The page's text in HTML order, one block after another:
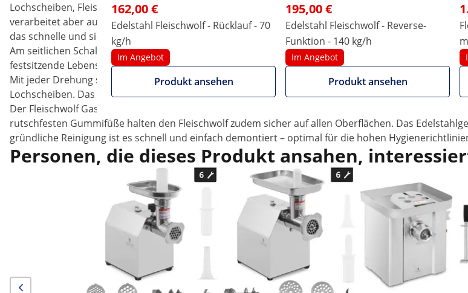
162,00 €
Edelstahl Fleischwolf - Rücklauf - 70
kg/h
Im Angebot
Produkt ansehen
195,00 €
Edelstahl Fleischwolf - Reverse-
Funktion - 140 kg/h
Im Angebot
Produkt ansehen
Lochscheiben, Fleischstopfer: Dank des vielseitigen Zubehörs stellen Sie Ihre eigenen Hamburger,
verarbeitet aber auch andere Lebensmittel wie Tomaten, Nudeln, Chilischoten oder getrockneten
das schnelle und sichere Arbeiten.
Am seitlichen Schalter stellen Sie die Fleischmaschine an. Sie kann durchgehend laufen.
festsitzende Lebensmittel, wenn das Gerät einmal blockiert.
Mit jeder Drehung schiebt die 1100 W starke Maschine das Fleisch kraftvoll über die
Lochscheiben. Das Ergebnis: eine gleichmäßig zerhackte Masse, die sich optimal weiterverarbeiten
Der Fleischwolf Gastro arbeitet mit einer Lautstärke von nur 80 dB. Dafür sorgen das
rutschfesten Gummifüße halten den Fleischwolf zudem sicher auf allen Oberflächen. Das
gründliche Reinigung ist es schnell und einfach demontiert – optimal für die hohen
Personen, die dieses Produkt ansahen,